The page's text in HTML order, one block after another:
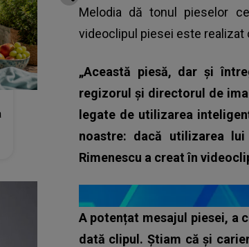
Melodia dă tonul pieselor
videoclipul piesei este
„Această piesă, dar și
regizorul și directorul de
legate de utilizarea
noastre: dacă utilizarea
Rimenescu a creat în
A potențat mesajul piesei, a
dată clipul. Știam că și